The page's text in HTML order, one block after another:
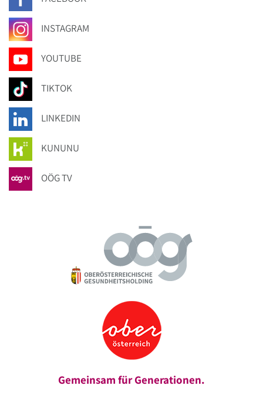
INSTAGRAM
YOUTUBE
TIKTOK
LINKEDIN
KUNUNU
OÖG TV
Gemeinsam für Generationen.